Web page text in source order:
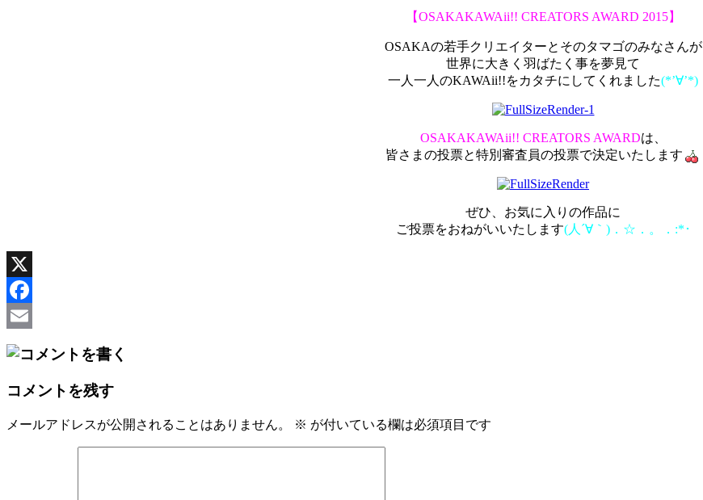
【OSAKAKAWAii!! CREATORS AWARD 2015】
OSAKAの若手クリエイターとそのタマゴのみなさんが
世界に大きく羽ばたく事を夢見て
一人一人のKAWAii!!をカタチにしてくれました(*’∀’*)
OSAKAKAWAii!! CREATORS AWARDは、
皆さまの投票と特別審査員の投票で決定いたします
ぜひ、お気に入りの作品に
ご投票をおねがいいたします(人´∀｀)．☆．。．:*･
X
Facebook
Email
コメントを残す
メールアドレスが公開されることはありません。 ※ が付いている欄は必須項目です